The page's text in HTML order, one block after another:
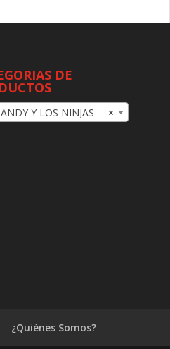
DE
×
Y LOS NINJAS
¿Quiénes Somos?